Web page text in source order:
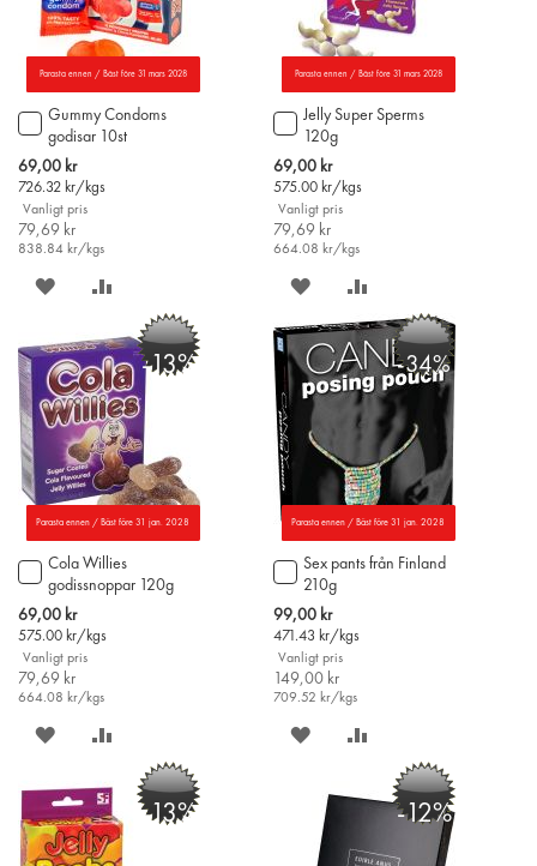
Parasta ennen / Bäst före 31 mars 2028
Gummy Condoms
godisar 10st
Special
Price
69,00 kr
726.32 kr/kgs
Vanligt pris
79,69 kr
838.84 kr/kgs
Lägg
till
i
varukorgen
SPARA
ÖNSKELISTAN
JÄMFÖR
Parasta ennen / Bäst före 31 mars 2028
Jelly Super Sperms
120g
Special
Price
69,00 kr
575.00 kr/kgs
Vanligt pris
79,69 kr
664.08 kr/kgs
Lägg
till
i
varukorgen
SPARA
PÅ
ÖNSKELISTAN
TILL
JÄMFÖR
Parasta ennen / Bäst före 31 jan. 2028
-13%
Cola Willies
godissnoppar 120g
Special
Price
69,00 kr
575.00 kr/kgs
Vanligt pris
79,69 kr
664.08 kr/kgs
Lägg
till
i
varukorgen
SPARA
ÖNSKELISTAN
JÄMFÖR
Parasta ennen / Bäst före 31 jan. 2028
-34%
Sex pants från Finland
210g
Special
Price
99,00 kr
471.43 kr/kgs
Vanligt pris
149,00 kr
709.52 kr/kgs
Lägg
till
i
varukorgen
SPARA
ÖNSKELISTAN
JÄMFÖR
-13% -12%